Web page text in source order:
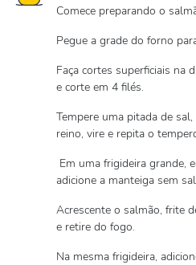
Comece preparando o
Pegue a grade do forno
Faça cortes superficiais na
e corte em 4 filés.
Tempere uma pitada de
reino, vire e repita o
Em uma frigideira grande,
adicione a manteiga sem
Acrescente o salmão, frite
e retire do fogo.
Na mesma frigideira,